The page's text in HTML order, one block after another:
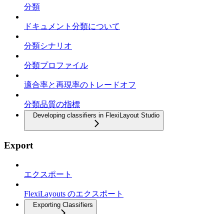
分類
ドキュメント分類について
分類シナリオ
分類プロファイル
適合率と再現率のトレードオフ
分類品質の指標
Developing classifiers in FlexiLayout Studio
Export
エクスポート
FlexiLayouts のエクスポート
Exporting Classifiers